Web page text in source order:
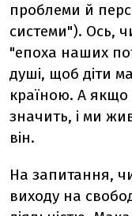
проблеми й
системи"). Ось,
"епоха наших
душі, щоб діти
країною. А якщо
значить, і ми
він.
На запитання,
виходу на